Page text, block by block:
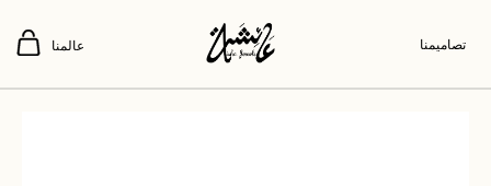
تصاميمنا عالمنا